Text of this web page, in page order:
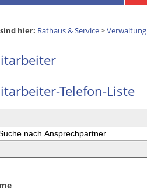
hier: Rathaus & Service>Verwaltung
Telefon-Liste